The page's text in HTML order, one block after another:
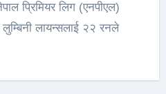
लायन्सलाई २२ रनले